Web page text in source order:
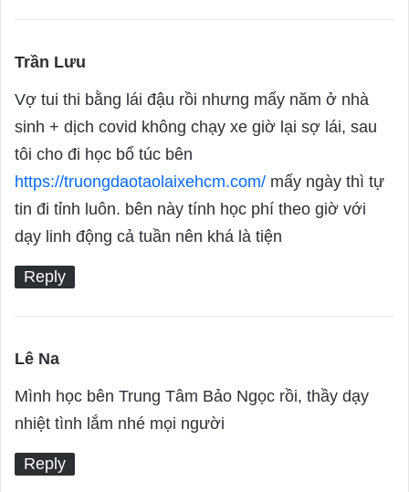
:
Trần Lưu
a
y
s
:
Vợ tui thi bằng lái đậu rồi nhưng mấy năm ở nhà
sinh + dịch covid không chạy xe giờ lại sợ lái, sau
tôi cho đi học bổ túc bên
https://truongdaotaolaixehcm.com/ mấy ngày thì tự
tin đi tỉnh luôn. bên này tính học phí theo giờ với
dạy linh động cả tuần nên khá là tiện
Reply
Lê Na
y
:
Mình học bên Trung Tâm Bảo Ngọc rồi, thầy dạy
nhiệt tình lắm nhé mọi người
Reply